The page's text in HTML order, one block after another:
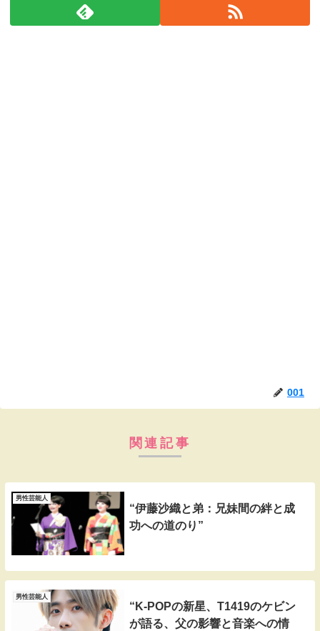
001
関連記事
男性芸能人
“伊藤沙織と弟：兄妹間の絆と成
功への道のり”
男性芸能人
“K-POPの新星、T1419のケビン
が語る、父の影響と音楽への情